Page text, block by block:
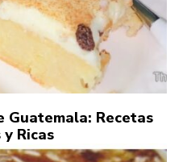
Guatemala: Recetas
Ricas